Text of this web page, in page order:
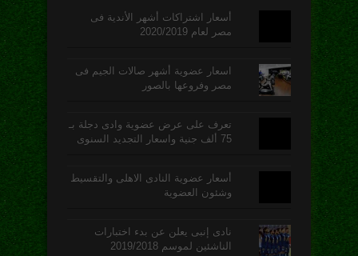
أسعار اشتراكات أشهر الأندية فى
مصر لعام 2020/2019
اسعار عضوية أشهر صالات الجيم فى
مصر وفروعها بالصور
تعرف على عرض عضوية وادى دجلة بـ
75 ألف جنية واسعار التجديد السنوى
أسعار عضوية النادى الاهلى والتقسيط
وشئون العضوية
نادى إنبى يعلن عن بدء اختبارات
الناشئين لموسم 2019/2018